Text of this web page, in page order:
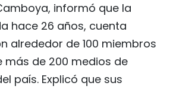
informó que la
hace 26 años, cuenta
alrededor de 100 miembros
más de 200 medios de
país. Explicó que sus